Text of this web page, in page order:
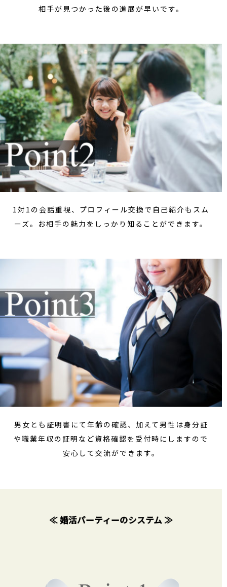
相手が見つかった後の進展が早いです。
1対1の会話重視、プロフィール交換で自己紹介もスム
ーズ。お相手の魅力をしっかり知ることができます。
男女とも証明書にて年齢の確認、加えて男性は身分証
や職業年収の証明など資格確認を受付時にしますので
安心して交流ができます。
≪ 婚活パーティーのシステム ≫